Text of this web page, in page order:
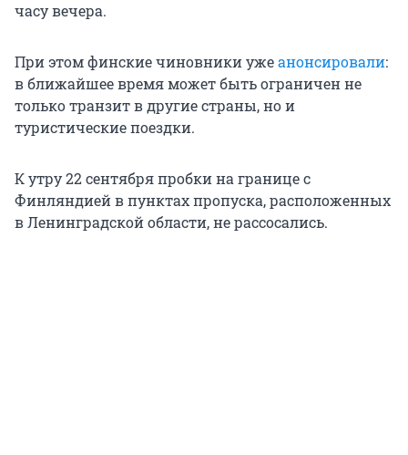
часу вечера.
При этом финские чиновники ужеанонсировали:
в ближайшее время может быть ограничен не
только транзит в другие страны, но и
туристические поездки.
К утру 22 сентября пробки на границе с
Финляндией в пунктах пропуска, расположенных
в Ленинградской области, не рассосались.